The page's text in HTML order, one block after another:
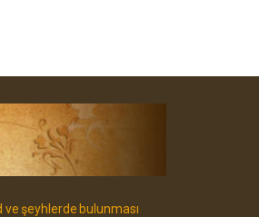
şeyhlerde bulunması